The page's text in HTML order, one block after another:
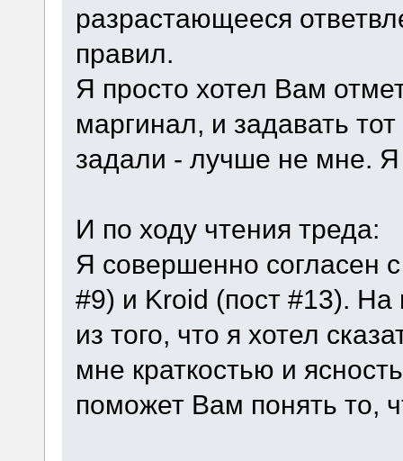
разрастающееся
правил.
Я просто хотел Вам
маргинал, и задавать
задали - лучше не мне.
И по ходу чтения треда:
Я совершенно согласен
#9) и Kroid (пост #13).
из того, что я хотел
мне краткостью и
поможет Вам понять то,